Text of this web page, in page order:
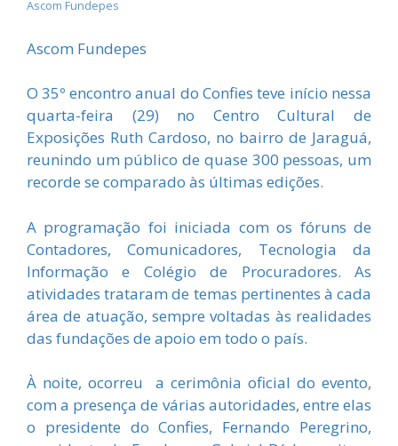
Ascom Fundepes
Ascom Fundepes
O 35º encontro anual do Confies teve início nessa
quarta-feira (29) no Centro Cultural de
Exposições Ruth Cardoso, no bairro de Jaraguá,
reunindo um público de quase 300 pessoas, um
recorde se comparado às últimas edições.
A programação foi iniciada com os fóruns de
Contadores, Comunicadores, Tecnologia da
Informação e Colégio de Procuradores. As
atividades trataram de temas pertinentes à cada
área de atuação, sempre voltadas às realidades
das fundações de apoio em todo o país.
À noite, ocorreu a cerimônia oficial do evento,
com a presença de várias autoridades, entre elas
o presidente do Confies, Fernando Peregrino,